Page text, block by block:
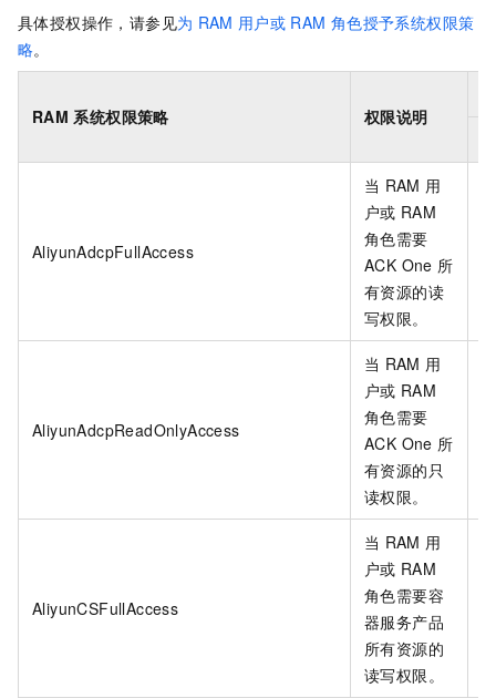
具体授权操作，请参见为 RAM 用户或 RAM 角色授予系统权限策
略。
RAM 系统权限策略 权限说明
AliyunAdcpFullAccess
当 RAM 用
户或 RAM
角色需要
ACK One 所
有资源的读
写权限。
AliyunAdcpReadOnlyAccess
当 RAM 用
户或 RAM
角色需要
ACK One 所
有资源的只
读权限。
AliyunCSFullAccess
当 RAM 用
户或 RAM
角色需要容
器服务产品
所有资源的
读写权限。